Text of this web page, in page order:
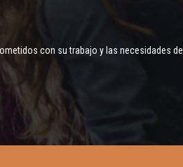
con su trabajo y las necesidades del